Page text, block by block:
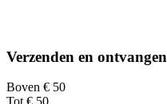
Verzenden en ontvangen
Boven € 50